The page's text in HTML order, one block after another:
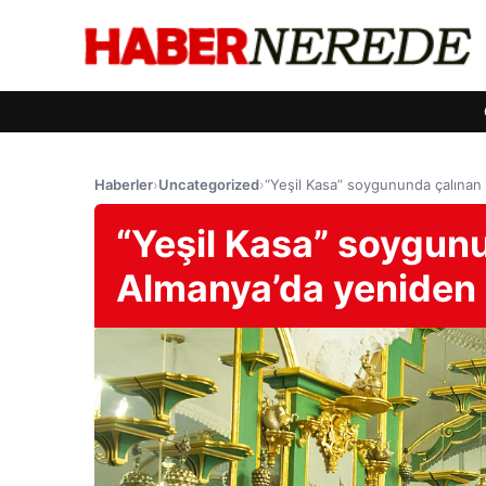
Haberler›Uncategorized›“Yeşil Kasa” soygununda
“Yeşil Kasa”
Almanya’da